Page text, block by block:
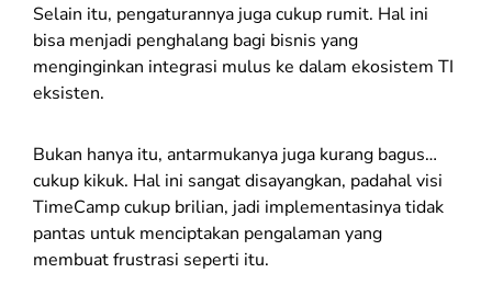
Selain itu, pengaturannya juga cukup rumit. Hal ini
bisa menjadi penghalang bagi bisnis yang
menginginkan integrasi mulus ke dalam ekosistem TI
eksisten.
Bukan hanya itu, antarmukanya juga kurang bagus…
cukup kikuk. Hal ini sangat disayangkan, padahal visi
TimeCamp cukup brilian, jadi implementasinya tidak
pantas untuk menciptakan pengalaman yang
membuat frustrasi seperti itu.